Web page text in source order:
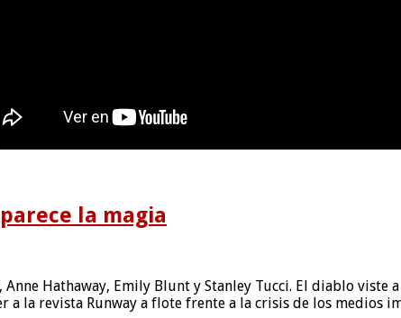
la magia
Hathaway, Emily Blunt y Stanley Tucci. El diablo viste
a la revista Runway a flote frente a la crisis de los medios